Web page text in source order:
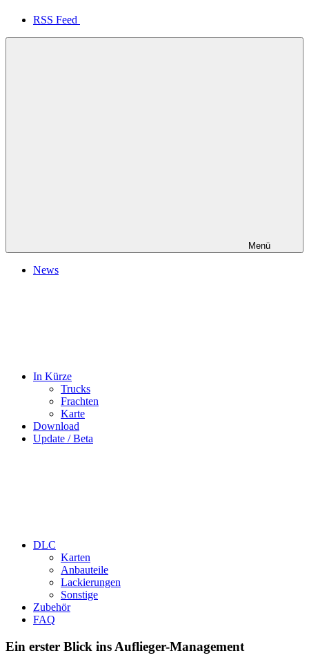
RSS Feed
Menü
News
In Kürze
Trucks
Frachten
Karte
Download
Update / Beta
DLC
Karten
Anbauteile
Lackierungen
Sonstige
Zubehör
FAQ
Ein erster Blick ins Auflieger-Management